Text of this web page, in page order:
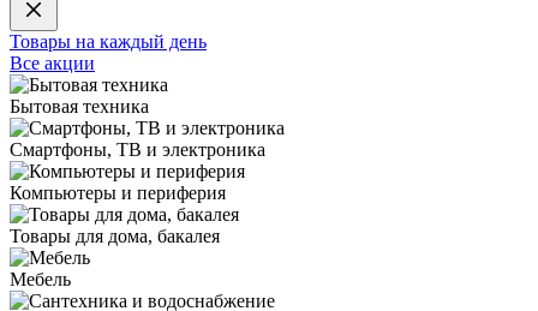
Товары на каждый день
Все акции
Бытовая техника
Смартфоны, ТВ и электроника
Компьютеры и периферия
Товары для дома, бакалея
Мебель